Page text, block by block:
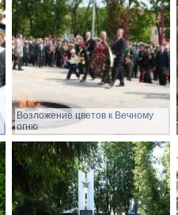
Возложение цветов к Вечному
огню